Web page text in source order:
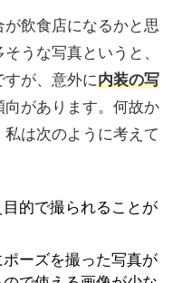
飲食店になるかと思
うな写真というと、
が、意外に内装の写
向があります。何故か
は次のように考えて
的で撮られることが
ーズを撮った写真が